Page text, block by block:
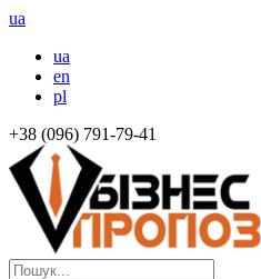
ua
ua
en
pl
+38 (096) 791-79-41